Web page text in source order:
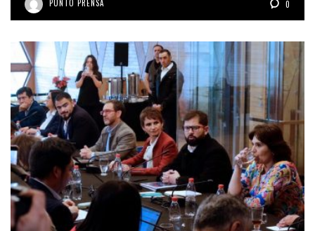
PUNTO PRENSA 0